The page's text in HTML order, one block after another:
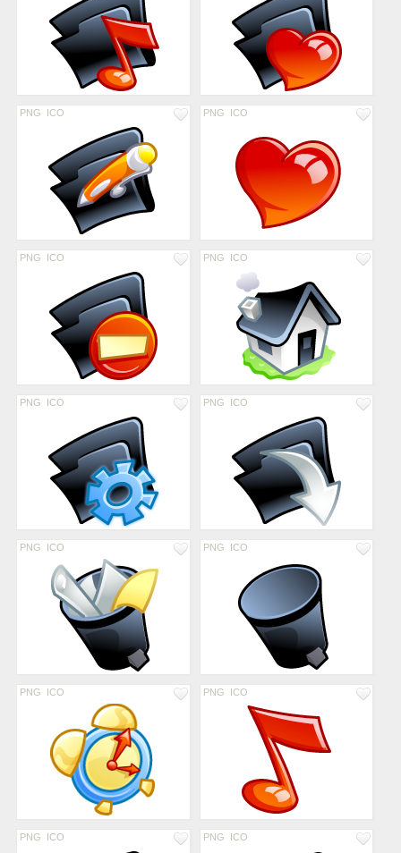
PNG ICO PNG ICO
PNG ICO PNG ICO
PNG ICO PNG ICO
PNG ICO PNG ICO
PNG ICO PNG ICO
PNG ICO PNG ICO